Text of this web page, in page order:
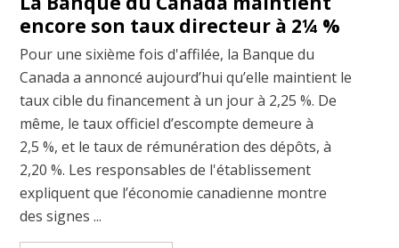
encore son taux directeur à 2¼ %
Pour une sixième fois d'affilée, la Banque du
Canada a annoncé aujourd’hui qu’elle maintient le
taux cible du financement à un jour à 2,25 %. De
même, le taux officiel d’escompte demeure à
2,5 %, et le taux de rémunération des dépôts, à
2,20 %. Les responsables de l'établissement
expliquent que l’économie canadienne montre
des signes ...